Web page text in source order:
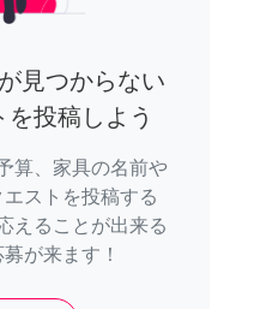
見つからない
投稿しよう
算、家具の名前や
ストを投稿する
えることが出来る
が来ます！